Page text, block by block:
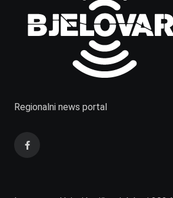
Regionalni news portal